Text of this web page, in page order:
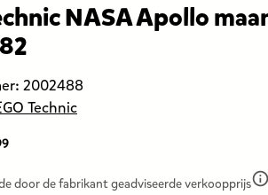
NASA Apollo
2002488
Technic
door de fabrikant geadviseerde verkoopprijs